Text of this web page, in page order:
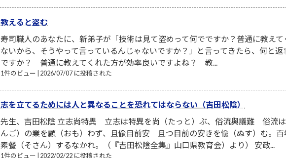
教えると盗む
寿司職人のあなたに、新弟子が「技術は見て盗めって何でですか？普通に教え
ないから、そうやって言っているんじゃないですか？」と言ってきたら、何と返
ですか？ 普通に教えてくれた方が効率良いですよね？ 教...
1件のビュー 2026/07/07 に投稿された
志を立てるためには人と異なることを恐れてはならない（吉田松陰）
先生、吉田松陰 立志尚特異 立志は特異を尚（たっと）ぶ、俗流與議難 俗流
んご）の業を顧（おも）わず、且偸目前安 且つ目前の安きを偸（ぬす）む
素餐（そさん）するなかれ。（『吉田松陰全集』山口県教育会）より） 安政...
1件のビュー 2022/02/22 に投稿された